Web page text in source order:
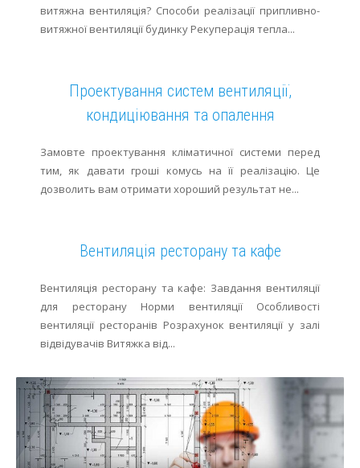
витяжна вентиляція? Способи реалізації припливно-
витяжної вентиляції будинку Рекуперація тепла...
Проектування систем вентиляції,
кондиціювання та опалення
Замовте проектування кліматичної системи перед
тим, як давати гроші комусь на її реалізацію. Це
дозволить вам отримати хороший результат не...
Вентиляція ресторану та кафе
Вентиляція ресторану та кафе: Завдання вентиляції
для ресторану Норми вентиляції Особливості
вентиляції ресторанів Розрахунок вентиляції у залі
відвідувачів Витяжка від...